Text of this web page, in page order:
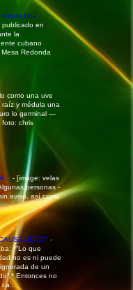
y bots Una
publicado en
la
cubano
Redonda
como una uve
y médula una
lo germinal —
foto: chris
- [image: velas
personas -
aviso, así como
-
*“Lo que
no es ni puede
de un
Entonces no
ca...